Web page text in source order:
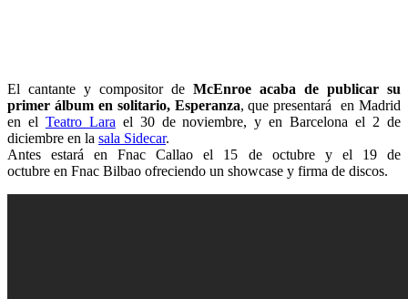
El cantante y compositor de McEnroe acaba de publicar su
primer álbum en solitario, Esperanza, que presentará en Madrid
en el Teatro Lara el 30 de noviembre, y en Barcelona el 2 de
diciembre en la sala Sidecar.
Antes estará en Fnac Callao el 15 de octubre y el 19 de
octubre en Fnac Bilbao ofreciendo un showcase y firma de discos.